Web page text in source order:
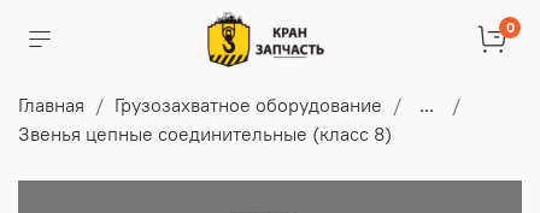
0
Главная Грузозахватное оборудование
...
Звенья цепные соединительные (класс 8)